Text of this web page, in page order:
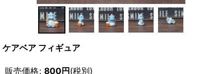
ケアベア フィギュア
販売価格: 800円(税別)